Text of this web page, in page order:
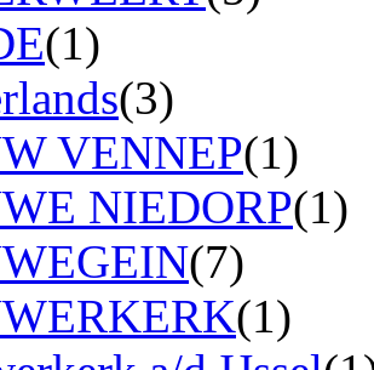
(1)
(3)
VENNEP(1)
NIEDORP(1)
(7)
(1)